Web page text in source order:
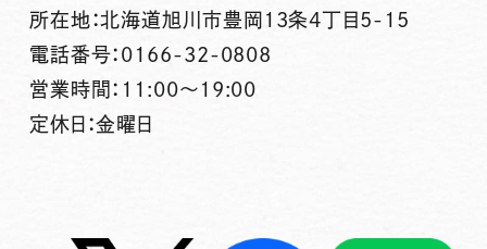
所在地：北海道旭川市豊岡13条4丁目5-15
電話番号：0166-32-0808
営業時間：11:00～19:00
定休日：金曜日